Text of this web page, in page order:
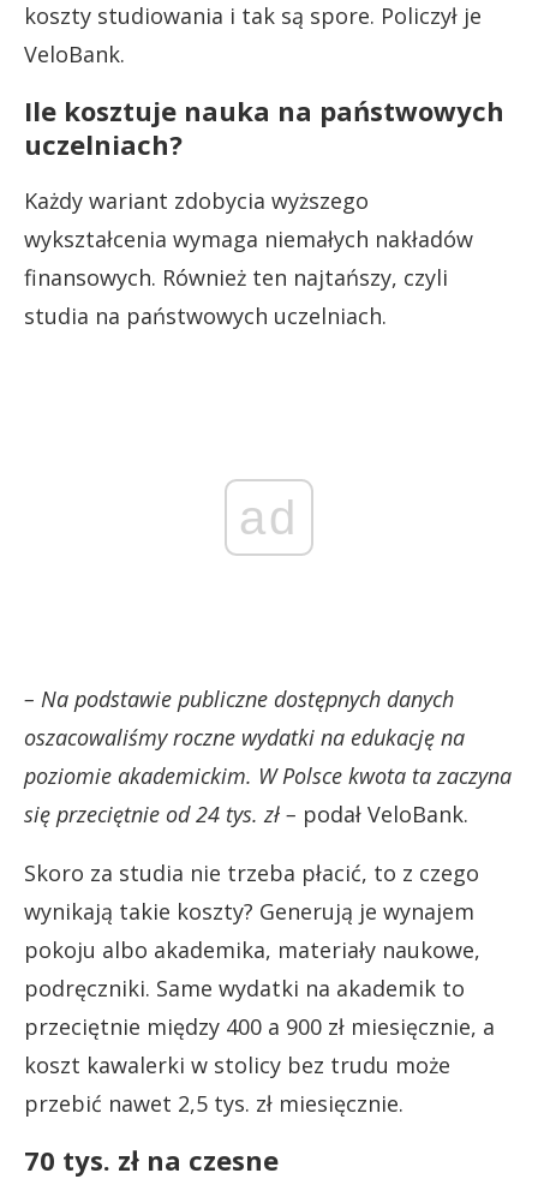
koszty studiowania i tak są spore. Policzył je
VeloBank.
Ile kosztuje nauka na państwowych
uczelniach?
Każdy wariant zdobycia wyższego
wykształcenia wymaga niemałych nakładów
finansowych. Również ten najtańszy, czyli
studia na państwowych uczelniach.
ad
– Na podstawie publiczne dostępnych danych
oszacowaliśmy roczne wydatki na edukację na
poziomie akademickim. W Polsce kwota ta zaczyna
się przeciętnie od 24 tys. zł – podał VeloBank.
Skoro za studia nie trzeba płacić, to z czego
wynikają takie koszty? Generują je wynajem
pokoju albo akademika, materiały naukowe,
podręczniki. Same wydatki na akademik to
przeciętnie między 400 a 900 zł miesięcznie, a
koszt kawalerki w stolicy bez trudu może
przebić nawet 2,5 tys. zł miesięcznie.
70 tys. zł na czesne